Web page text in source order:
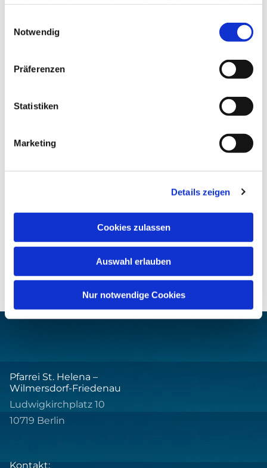
Notwendig
Präferenzen
Statistiken
Marketing
Details zeigen
Cookies zulassen
Auswahl erlauben
Nur notwendige Cookies
Pfarrei St. Helena –
Wilmersdorf-Friedenau
Ludwigkirchplatz 10
10719 Berlin
Kontakt: